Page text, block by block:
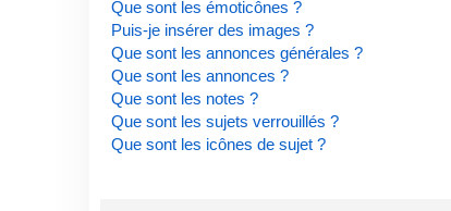
Que sont les émoticônes ?
Puis-je insérer des images ?
Que sont les annonces générales ?
Que sont les annonces ?
Que sont les notes ?
Que sont les sujets verrouillés ?
Que sont les icônes de sujet ?